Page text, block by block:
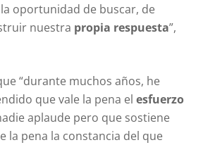
oportunidad de buscar, de
nuestra propia respuesta”,
“durante muchos años, he
que vale la pena el esfuerzo
aplaude pero que sostiene
la pena la constancia del que